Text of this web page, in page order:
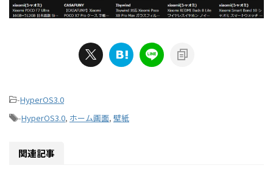
-HyperOS3.0
-HyperOS3.0, ホーム画面, 壁紙
関連記事